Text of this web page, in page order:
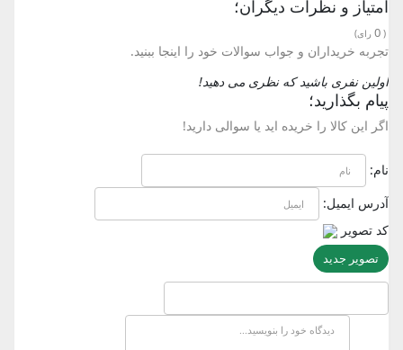
امتیاز و نظرات دیگران؛
(
0 رای)
تجربه خریداران و جواب سوالات خود را اینجا ببنید.
اولین نفری باشید که نظری می دهید!
پیام بگذارید؛
اگر این کالا را خریده اید یا سوالی دارید!
نام:
آدرس ایمیل:
کد تصویر
تصویر جدید